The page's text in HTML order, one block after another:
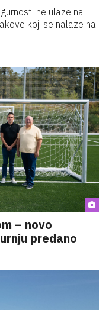
ne ulaze na
koji se nalaze na
– novo
predano